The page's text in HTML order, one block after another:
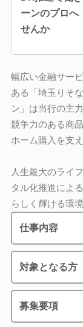
ーンのプロへ
せんか
幅広い金融サー
ある「埼玉りそ
ン」は当行の主
競争力のある商
ホーム購入を支
人生最大のライ
タル化推進によ
らしく輝ける環
仕事内容
対象となる方
募集要項